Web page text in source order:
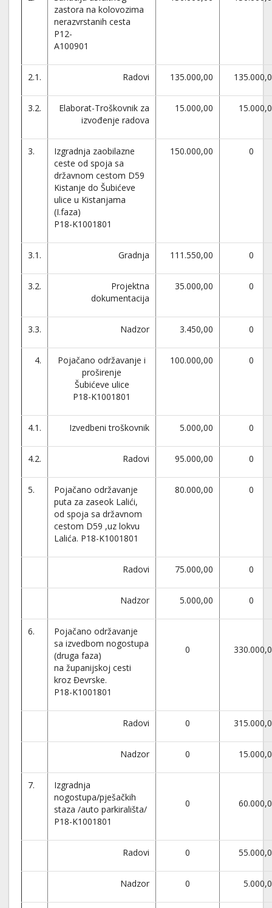
zastora na kolovozima
nerazvrstanih cesta
P12-
A100901
2.1. Radovi 135.000,00
3.2.
Elaborat-Troškovnik za
izvođenje radova
15.000,00
3.
Izgradnja zaobilazne
ceste od spoja sa
državnom cestom D59
Kistanje do Šubićeve
ulice u Kistanjama
(I.faza)
P18-K1001801
150.000,00 0
3.1. Gradnja 111.550,00 0
3.2.
Projektna
dokumentacija
35.000,00 0
3.3. Nadzor 3.450,00 0
4.
Pojačano održavanje i
proširenje
Šubićeve ulice
P18-K1001801
100.000,00 0
4.1. Izvedbeni troškovnik 5.000,00 0
4.2. Radovi 95.000,00 0
5.
Pojačano održavanje
puta za zaseok Lalići,
od spoja sa državnom
cestom D59 ,uz lokvu
Lalića. P18-K1001801
80.000,00 0
Radovi 75.000,00 0
Nadzor 5.000,00 0
6.
Pojačano održavanje
sa izvedbom nogostupa
(druga faza)
na županijskoj cesti
kroz Đevrske.
P18-K1001801
0
Radovi 0
Nadzor 0
7.
Izgradnja
nogostupa/pješačkih
staza /auto parkirališta/
P18-K1001801
0
Radovi 0
Nadzor 0